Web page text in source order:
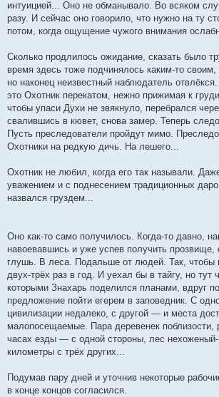
интуицией... Оно не обманывало. Во всяком
разу. И сейчас оно говорило, что нужно на ту
потом, когда ощущение чужого внимания
Сколько продлилось ожидание, сказать было
время здесь тоже подчинялось каким-то
но наконец неизвестный наблюдатель
это Охотник перекатом, нежно прижимая к
чтобы упаси Духи не звякнуло, перебрался
свалившись в кювет, снова замер. Теперь
Пусть преследователи пройдут мимо.
Охотники на редкую дичь. На лешего...
Охотник не любил, когда его так называли.
уважением и с поднесением традиционных
назвался груздем...
Оно как-то само получилось. Когда-то давно,
навоевавшись и уже успев получить прозвище,
глушь. В леса. Подальше от людей. Так, чтобы
двух-трёх раз в год. И уехал бы в тайгу, но тут
которыми Знахарь поделился планами, вдруг
предложение пойти егерем в заповедник. С
цивилизации недалеко, с другой — и места
малопосещаемые. Пара деревенек поблизости,
часах езды — с одной стороны, лес
километры с трёх других...
Подумав пару дней и уточнив некоторые
в конце концов согласился.